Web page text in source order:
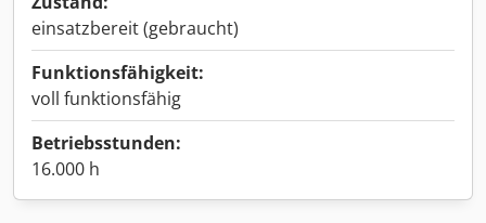
einsatzbereit (gebraucht)
Funktionsfähigkeit:
voll funktionsfähig
Betriebsstunden:
16.000 h